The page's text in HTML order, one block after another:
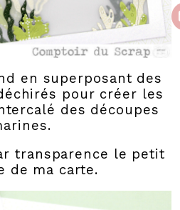
en superposant des
pour créer les
des découpes
transparence le petit
de ma carte.